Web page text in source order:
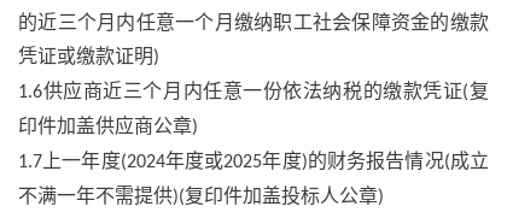
的近三个月内任意一个月缴纳职工社会保障资金的缴款
凭证或缴款证明)
1.6供应商近三个月内任意一份依法纳税的缴款凭证(复
印件加盖供应商公章)
1.7 上一年度(2024年度或2025年度)的财务报告情况(成立
不满一年不需提供)(复印件加盖投标人公章)